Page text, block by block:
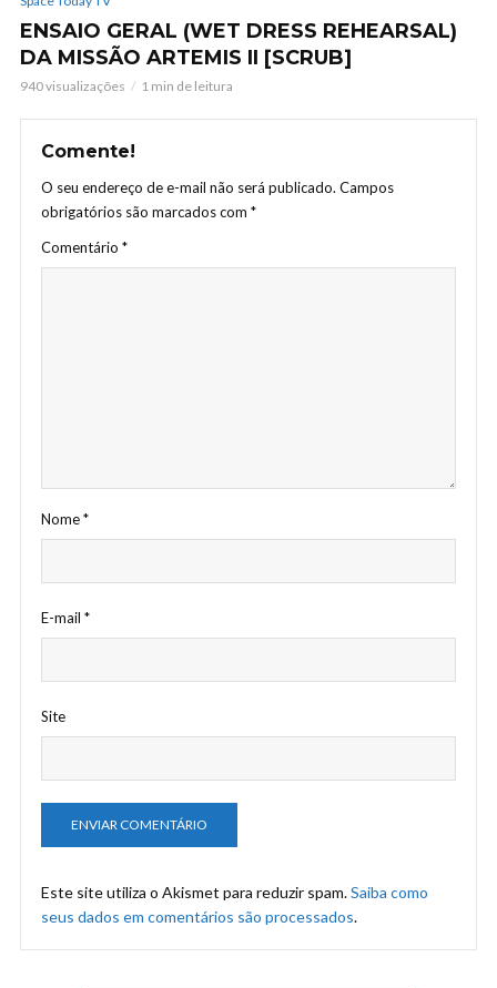
ENSAIO GERAL (WET DRESS REHEARSAL)
DA MISSÃO ARTEMIS II [SCRUB]
940 visualizações 1 min de leitura
Comente!
O seu endereço de e-mail não será publicado. Campos
obrigatórios são marcados com *
Comentário *
Nome*
E-mail *
Site
Este site utiliza o Akismet para reduzir spam.Saiba como
seus dados em comentários são processados.